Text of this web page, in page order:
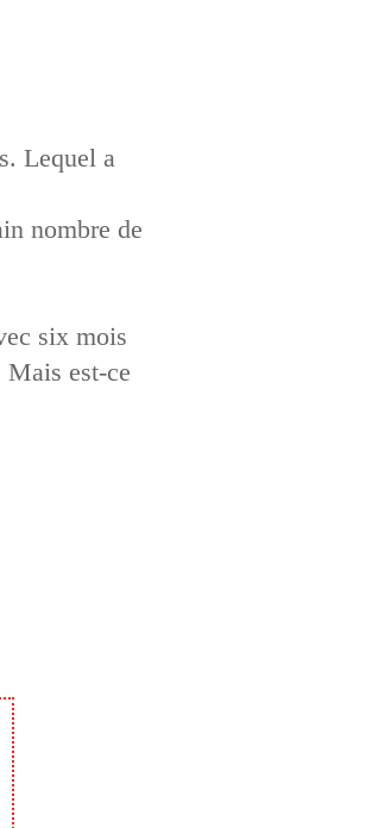
Lequel a
nombre de
six mois
Mais est-ce